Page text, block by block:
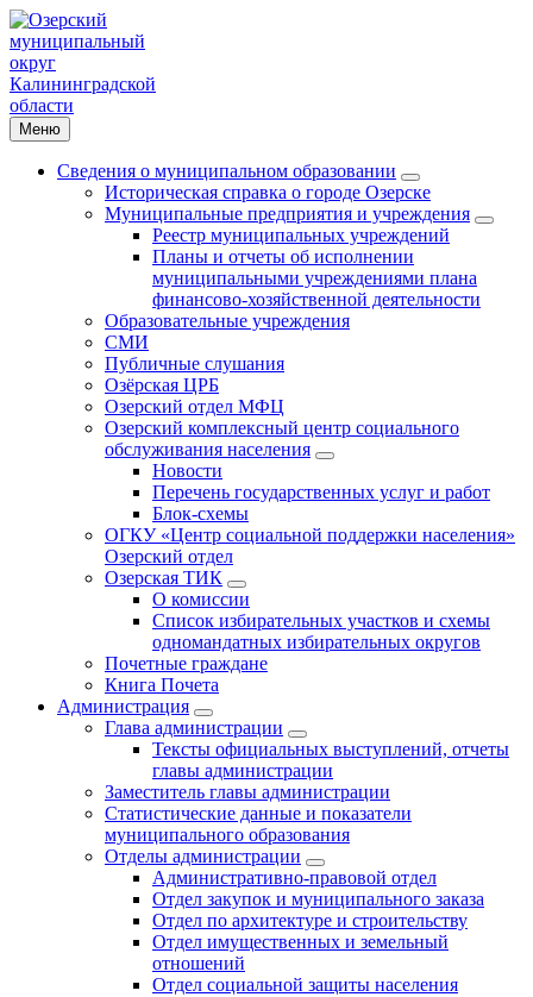
Меню
Сведения о муниципальном образовании
Историческая справка о городе Озерске
Муниципальные предприятия и учреждения
Реестр муниципальных учреждений
Планы и отчеты об исполнении
муниципальными учреждениями плана
финансово-хозяйственной деятельности
Образовательные учреждения
СМИ
Публичные слушания
Озёрская ЦРБ
Озерский отдел МФЦ
Озерский комплексный центр социального
обслуживания населения
Новости
Перечень государственных услуг и работ
Блок-схемы
ОГКУ «Центр социальной поддержки населения»
Озерский отдел
Озерская ТИК
О комиссии
Список избирательных участков и схемы
одномандатных избирательных округов
Почетные граждане
Книга Почета
Администрация
Глава администрации
Тексты официальных выступлений, отчеты
главы администрации
Заместитель главы администрации
Статистические данные и показатели
муниципального образования
Отделы администрации
Административно-правовой отдел
Отдел закупок и муниципального заказа
Отдел по архитектуре и строительству
Отдел имущественных и земельный
отношений
Отдел социальной защиты населения